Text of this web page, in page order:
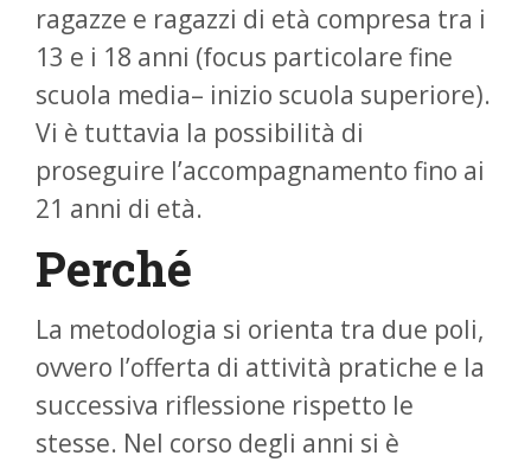
ragazze e ragazzi di età compresa tra i
13 e i 18 anni (focus particolare fine
scuola media– inizio scuola superiore).
Vi è tuttavia la possibilità di
proseguire l’accompagnamento fino ai
21 anni di età.
Perché
La metodologia si orienta tra due poli,
ovvero l’offerta di attività pratiche e la
successiva riflessione rispetto le
stesse. Nel corso degli anni si è